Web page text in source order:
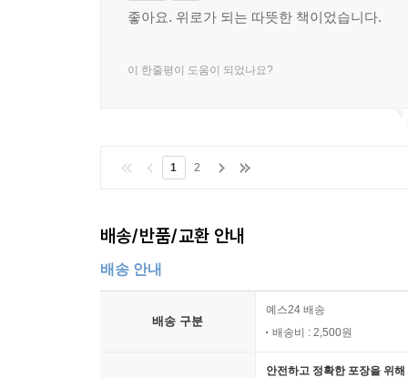
좋아요. 위로가 되는 따뜻한 책이었습니다.
이 한줄평이 도움이 되었나요?
1 2
배송/반품/교환 안내
배송 안내
배송 구분
예스24 배송
배송비 : 2,500원
안전하고 정확한 포장을 위